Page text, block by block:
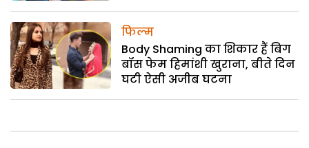
फिल्म
Body Shaming का शिकार हैं बिग
बॉस फेम हिमांशी खुराना, बीते दिन
घटी ऐसी अजीब घटना